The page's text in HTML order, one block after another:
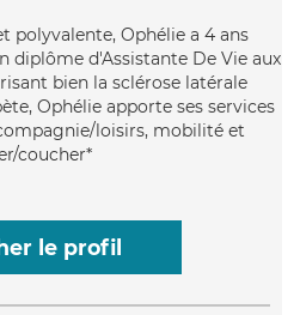
polyvalente, Ophélie a 4 ans
diplôme d'Assistante De Vie aux
bien la sclérose latérale
Ophélie apporte ses services
loisirs, mobilité et
coucher*
le profil